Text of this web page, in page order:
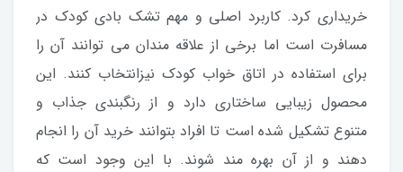
خریداری کرد. کاربرد اصلی و مهم تشک بادی کودک در
مسافرت است اما برخی از علاقه مندان می توانند آن را
برای استفاده در اتاق خواب کودک نیزانتخاب کنند. این
محصول زیبایی ساختاری دارد و از رنگبندی جذاب و
متنوع تشکیل شده است تا افراد بتوانند خرید آن را انجام
دهند و از آن بهره مند شوند. با این وجود است که